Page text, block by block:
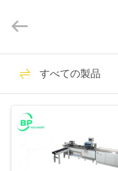
ー
MACHINERY
CO.,LTD.
Reserved.
ワイヤ
すべての製品